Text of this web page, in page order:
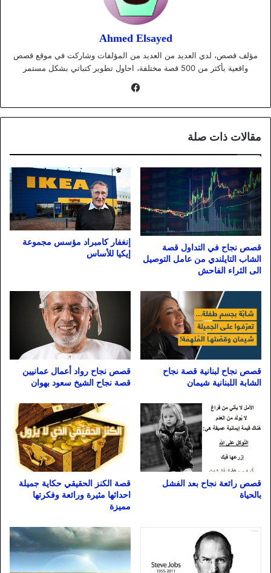
Ahmed Elsayed
مؤلف قصص، لدي العديد من العديد من المؤلفات وشاركت في موقع قصص
واقعية بأكثر من 500 قصة مختلفة، احاول تطوير كتباتي بشكل مستمر
مقالات ذات صلة
قصص نجاح في التداول قصة
الشاب التايلندي من عامل التوصيل
الى الثراء الفاحش
إنغفار كامبراد مؤسس مجموعة
إيكيا للأساس
قصص نجاح لبنانية قصة نجاح
الشابة اللبنانية شيمان
قصص نجاح رواد أعمال عمانيين
قصة نجاح الشيخ سعود بهوان
قصص رائعة نجاح بعد الفشل
بالحياة
قصة الكنز الحقيقي حكاية جميلة
احداثها مثيرة ورائعة وفكرتها
مميزة